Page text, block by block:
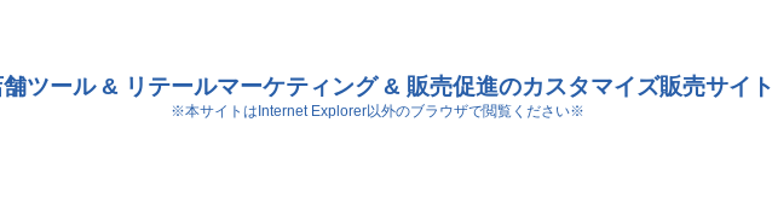
舗ツール & リテールマーケティング & 販売促進のカスタマイズ販売サイト
※本サイトはInternet Explorer以外のブラウザで閲覧ください※